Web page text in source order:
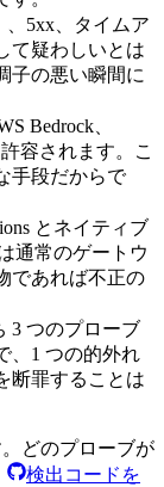
、5xx、タイムア
て疑わしいとは
子の悪い瞬間に
Bedrock、
容されます。こ
手段だからで
とネイティブ
通常のゲートウ
であれば不正の
3 つのプローブ
、1 つの的外れ
断罪することは
どのプローブが
検出コードを